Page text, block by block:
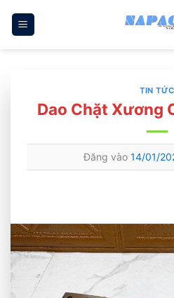
qua
TIN TỨC
Dao Chặt Xương
Đăng vào 14/01/